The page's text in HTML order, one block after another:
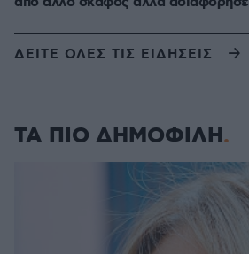
ΔΕΙΤΕ ΟΛΕΣ ΤΙΣ ΕΙΔΗΣΕΙΣ
ΤΑ ΠΙΟ ΔΗΜΟΦΙΛΗ